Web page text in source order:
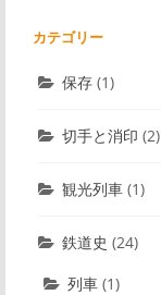
カテゴリー
保存 (1)
切手と消印 (2)
観光列車 (1)
鉄道史 (24)
列車 (1)